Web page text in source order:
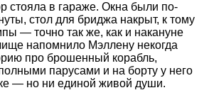
стояла в гараже. Окна были по-
стол для бриджа накрыт, к тому
— точно так же, как и накануне
напомнило Мэллену некогда
про брошенный корабль,
парусами и на борту у него
— но ни единой живой души.